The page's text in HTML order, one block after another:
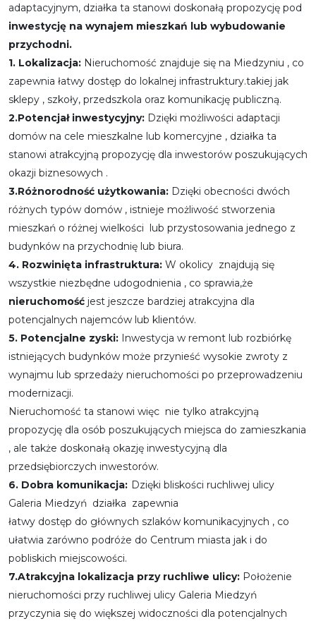
adaptacyjnym, działka ta stanowi doskonałą propozycję pod
inwestycję na wynajem mieszkań lub wybudowanie
przychodni.
1. Lokalizacja: Nieruchomość znajduje się na Miedzyniu , co
zapewnia łatwy dostęp do lokalnej infrastruktury.takiej jak
sklepy , szkoły, przedszkola oraz komunikację publiczną.
2.Potencjał inwestycyjny: Dzięki możliwości adaptacji
domów na cele mieszkalne lub komercyjne , działka ta
stanowi atrakcyjną propozycję dla inwestorów poszukujących
okazji biznesowych .
3.Różnorodność użytkowania: Dzięki obecności dwóch
różnych typów domów , istnieje możliwość stworzenia
mieszkań o różnej wielkości lub przystosowania jednego z
budynków na przychodnię lub biura.
4. Rozwinięta infrastruktura: W okolicy znajdują się
wszystkie niezbędne udogodnienia , co sprawia,że
nieruchomość jest jeszcze bardziej atrakcyjna dla
potencjalnych najemców lub klientów.
5. Potencjalne zyski: Inwestycja w remont lub rozbiórkę
istniejących budynków może przynieść wysokie zwroty z
wynajmu lub sprzedaży nieruchomości po przeprowadzeniu
modernizacji.
Nieruchomość ta stanowi więc nie tylko atrakcyjną
propozycję dla osób poszukujących miejsca do zamieszkania
, ale także doskonałą okazję inwestycyjną dla
przedsiębiorczych inwestorów.
6. Dobra komunikacja: Dzięki bliskości ruchliwej ulicy
Galeria Miedzyń działka zapewnia
łatwy dostęp do głównych szlaków komunikacyjnych , co
ułatwia zarówno podróże do Centrum miasta jak i do
pobliskich miejscowości.
7.Atrakcyjna lokalizacja przy ruchliwe ulicy: Położenie
nieruchomości przy ruchliwej ulicy Galeria Miedzyń
przyczynia się do większej widoczności dla potencjalnych